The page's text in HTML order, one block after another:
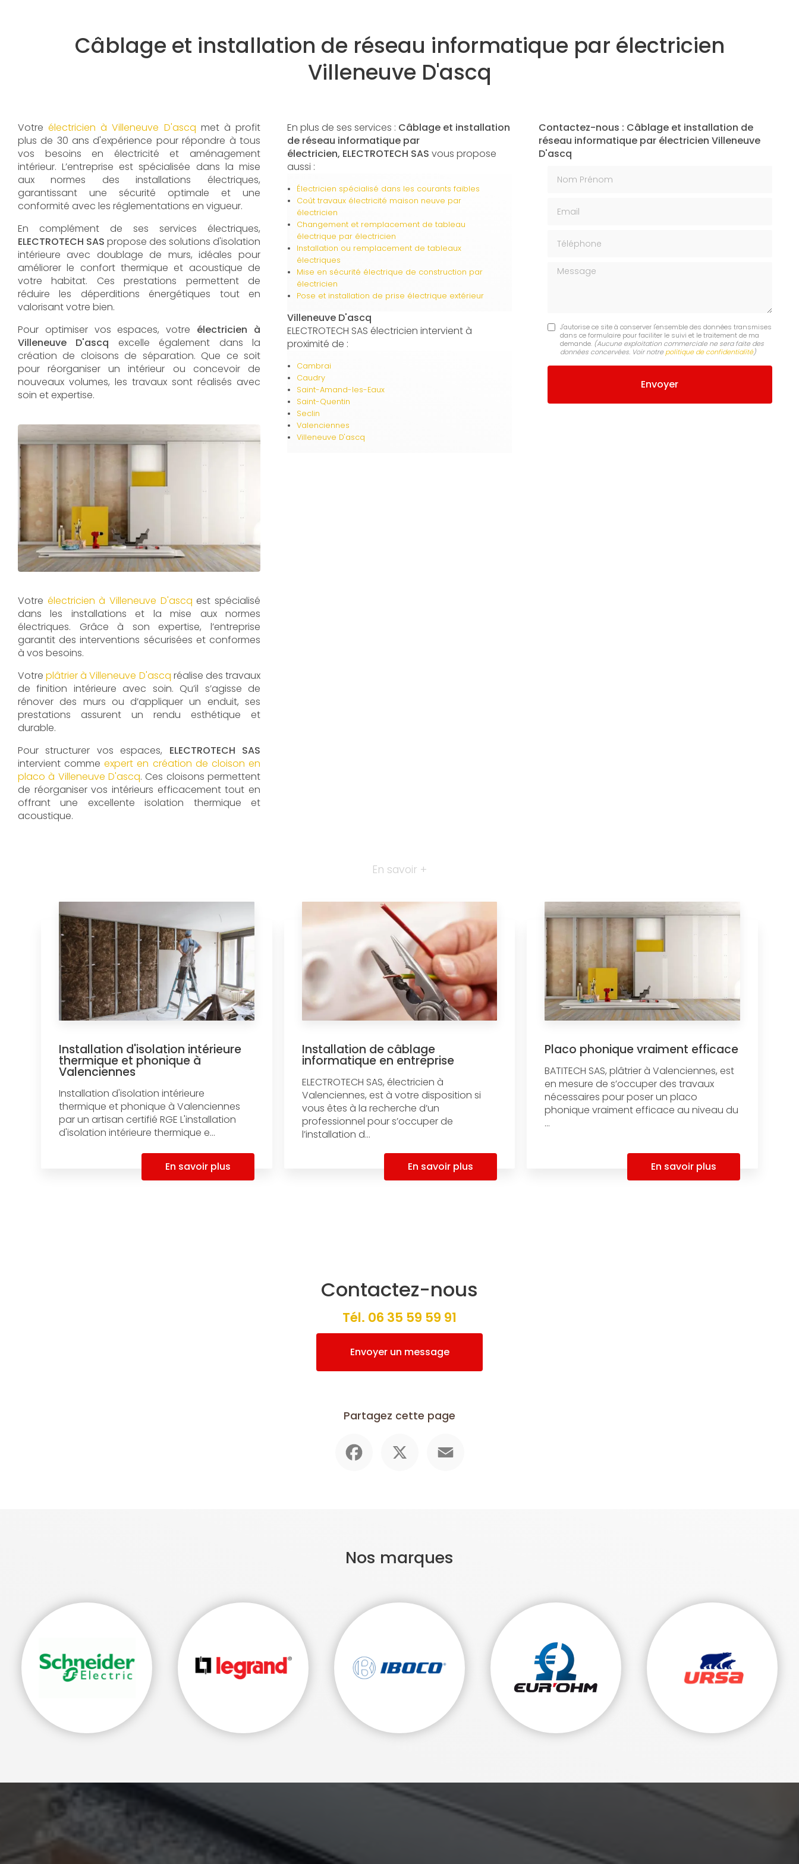
Câblage et installation de réseau informatique par électricien
Villeneuve D'ascq
Votreélectricien à Villeneuve D'ascq met à profit
plus de 30 ans d'expérience pour répondre à tous
vos besoins en électricité et aménagement
intérieur. L’entreprise est spécialisée dans la mise
aux normes des installations électriques,
garantissant une sécurité optimale et une
conformité avec les réglementations en vigueur.
En complément de ses services électriques,
ELECTROTECH SAS propose des solutions d'isolation
intérieure avec doublage de murs, idéales pour
améliorer le confort thermique et acoustique de
votre habitat. Ces prestations permettent de
réduire les déperditions énergétiques tout en
valorisant votre bien.
Pour optimiser vos espaces, votre électricien à
Villeneuve D'ascq excelle également dans la
création de cloisons de séparation. Que ce soit
pour réorganiser un intérieur ou concevoir de
nouveaux volumes, les travaux sont réalisés avec
soin et expertise.
Votre électricien à Villeneuve D'ascq est spécialisé
dans les installations et la mise aux normes
électriques. Grâce à son expertise, l’entreprise
garantit des interventions sécurisées et conformes
à vos besoins.
Votreplâtrier à Villeneuve D'ascq réalise des travaux
de finition intérieure avec soin. Qu’il s’agisse de
rénover des murs ou d’appliquer un enduit, ses
prestations assurent un rendu esthétique et
durable.
Pour structurer vos espaces, ELECTROTECH SAS
intervient commeexpert en création de cloison en
placo à Villeneuve D'ascq. Ces cloisons permettent
de réorganiser vos intérieurs efficacement tout en
offrant une excellente isolation thermique et
acoustique.
En plus de ses services : Câblage et installation
de réseau informatique par
électricien, ELECTROTECH SAS vous propose
aussi :
Électricien spécialisé dans les courants faibles
Coût travaux électricité maison neuve par
électricien
Changement et remplacement de tableau
électrique par électricien
Installation ou remplacement de tableaux
électriques
Mise en sécurité électrique de construction par
électricien
Pose et installation de prise électrique extérieur
Villeneuve D'ascq
ELECTROTECH SAS électricien intervient à
proximité de :
Cambrai
Caudry
Saint-Amand-les-Eaux
Saint-Quentin
Seclin
Valenciennes
Villeneuve D'ascq
Contactez-nous : Câblage et installation de
réseau informatique par électricien Villeneuve
D'ascq
Message
J'autorise ce site à conserver l'ensemble des données transmises
dans ce formulaire pour faciliter le suivi et le traitement de ma
demande. (Aucune exploitation commerciale ne sera faite des
données concervées. Voir notre politique de confidentialité)
En savoir +
Installation d'isolation intérieure
thermique et phonique à
Valenciennes
Installation d'isolation intérieure
thermique et phonique à Valenciennes
par un artisan certifié RGE L'installation
d'isolation intérieure thermique e...
En savoir plus
Installation de câblage
informatique en entreprise
ELECTROTECH SAS, électricien à
Valenciennes, est à votre disposition si
vous êtes à la recherche d’un
professionnel pour s’occuper de
l’installation d...
En savoir plus
Placo phonique vraiment efficace
BATITECH SAS, plâtrier à Valenciennes, est
en mesure de s’occuper des travaux
nécessaires pour poser un placo
phonique vraiment efficace au niveau du
...
En savoir plus
Contactez-nous
Tél. 06 35 59 59 91
Envoyer un message
Partagez cette page
Nos marques